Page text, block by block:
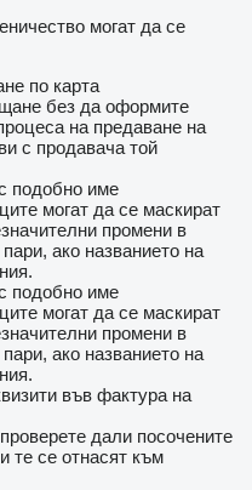
могат да се
по карта
без да оформите
на предаване на
с продавача той
подобно име
могат да се маскират
промени в
ако названието на
подобно име
могат да се маскират
промени в
ако названието на
във фактура на
дали посочените
те се отнасят към